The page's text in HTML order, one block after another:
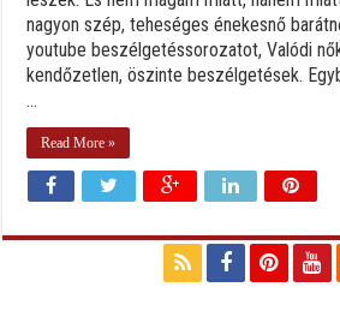
nagyon szép, teheséges énekesnő
youtube beszélgetéssorozatot, Valódi
kendőzetlen, öszinte beszélgetések.
...
Read More »